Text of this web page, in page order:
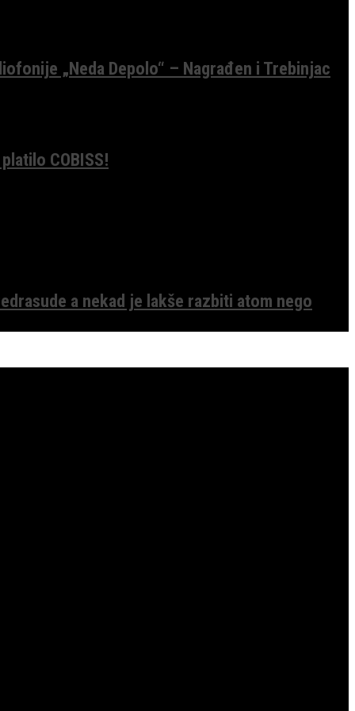
„Neda Depolo“ – Nagrađen i Trebinjac
COBISS!
a nekad je lakše razbiti atom nego